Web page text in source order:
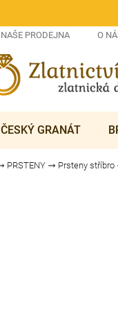
NAŠE PRODEJNA O
ČESKÝ GRANÁT
PRSTENY Prsteny stříbro